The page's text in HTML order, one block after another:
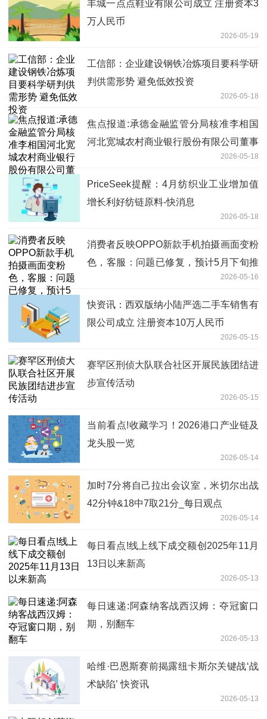
丰城一点点鞋业有限公司成立 注册资本3
万人民币
2026-05-19
工信部：企业建设钢铁冶炼项目要科学研
判供需形势 避免低效投资
2026-05-18
焦点报道:承德金融监管分局核准李相国
河北宽城农村商业银行股份有限公司董事
2026-05-18
PriceSeek提醒：4月纺织业工业增加值
增长利好纺链原料-快消息
2026-05-18
消费者反映OPPO新款手机拍摄画面变粉
色，客服：问题已修复，预计5月下旬推
2026-05-16
快资讯：西双版纳小陆严选二手车销售有
限公司成立 注册资本10万人民币
2026-05-15
赛罕区刑侦大队联合社区开展民族团结进
步宣传活动
2026-05-15
当前看点!收藏学习！2026港口产业链及
龙头股一览
2026-05-14
加时7分将自己拉出会议室，米切尔出战
42分钟&18中7取21分_每日观点
2026-05-14
每日看点!线上线下成交额创2025年11月
13日以来新高
2026-05-13
每日速递:阿森纳客战西汉姆：夺冠窗口
期，别翻车
2026-05-13
哈维·巴恩斯赛前揭露纽卡斯尔关键战‘战
术缺陷’ 快资讯
2026-05-13